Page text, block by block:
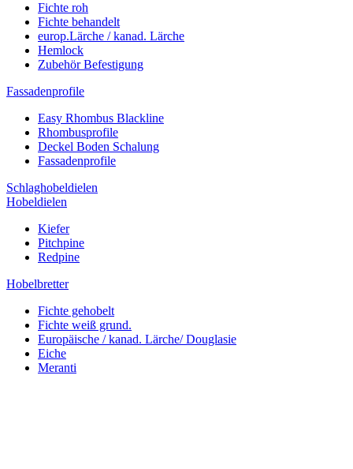
Fichte roh
Fichte behandelt
europ.Lärche / kanad. Lärche
Hemlock
Zubehör Befestigung
Fassadenprofile
Easy Rhombus Blackline
Rhombusprofile
Deckel Boden Schalung
Fassadenprofile
Schlaghobeldielen
Hobeldielen
Kiefer
Pitchpine
Redpine
Hobelbretter
Fichte gehobelt
Fichte weiß grund.
Europäische / kanad. Lärche/ Douglasie
Eiche
Meranti